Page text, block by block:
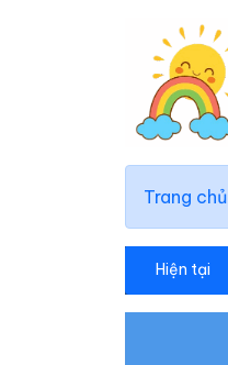
Trang chủ
Hiện tại